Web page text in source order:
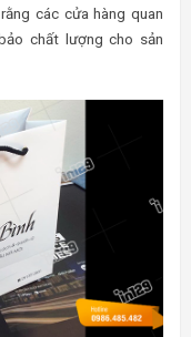
các cửa hàng quan
chất lượng cho sản